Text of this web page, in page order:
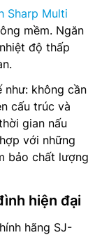
Sharp Multi
mềm. Ngăn
độ thấp
như: không cần
cấu trúc và
gian nấu
với những
bảo chất lượng
hiện đại
hãng SJ-